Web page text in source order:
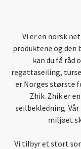
Vi er en norsk
produktene og den
kan du få
regattaseiling,
er Norges største
Zhik. Zhik er
seilbekledning.
miljøet
Vi tilbyr et stort